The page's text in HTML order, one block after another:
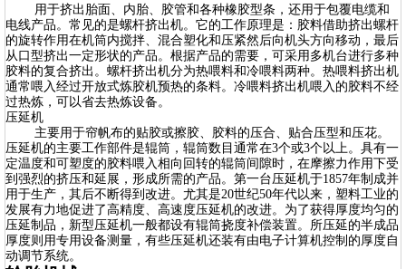
用于挤出胎面、内胎、胶管和各种橡胶型条，还用于包覆电缆和
电线产品。常见的是螺杆挤出机。它的工作原理是：胶料借助挤出螺杆
的旋转作用在机筒内搅拌、混合塑化和压紧然后向机头方向移动，最后
从口型挤出一定形状的产品。根据产品的需要，可采用多机台进行多种
胶料的复合挤出。螺杆挤出机分为热喂料和冷喂料两种。热喂料挤出机
通常喂入经过开放式炼胶机预热的条料。冷喂料挤出机喂入的胶料不经
过热炼，可以省去热炼设备。
压延机
主要用于帘帆布的贴胶或擦胶、胶料的压合、贴合压型和压花。
压延机的主要工作部件是辊筒，辊筒数目通常在3个或3个以上。具有一
定温度和可塑度的胶料喂入相向回转的辊筒间隙时，在摩擦力作用下受
到强烈的挤压和延展，形成所需的产品。第一台压延机于1857年制成并
用于生产，其后不断得到改进。尤其是20世纪50年代以来，塑料工业的
发展有力地促进了高精度、高速度压延机的改进。为了获得厚度均匀的
压延制品，新型压延机一般都设有辊筒挠度补偿装置。所压延的半成品
厚度则用专用设备测量，有些压延机还装有由电子计算机控制的厚度自
动调节系统。